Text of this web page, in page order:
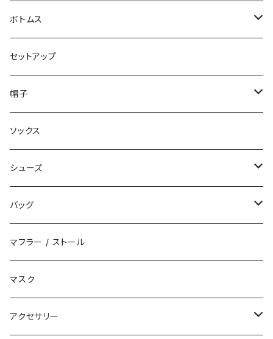
ジャケット
コート
ダウン
ベスト
ボトムス
ロングパンツ
ハーフパンツ
デニムパンツ
セットアップ
帽子
ニット帽 / ビーニー
キャップ
ハット
ソックス
シューズ
スニーカー
サンダル
ブーツ
バッグ
エコバッグ / マーケットバッグ
ショルダーバッグ
トートバッグ
マフラー / ストール
マスク
アクセサリー